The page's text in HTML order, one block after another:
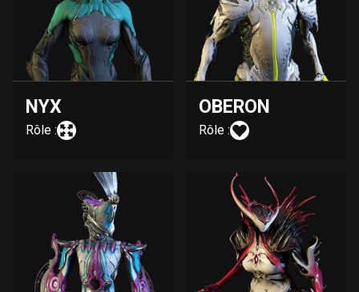
NYX
Rôle :
OBERON
Rôle :